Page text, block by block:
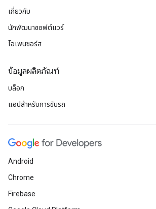
เกี่ยวกับ
นักพัฒนาซอฟต์แวร์
โอเพนซอร์ส
ข้อมูลผลิตภัณฑ์
บล็อก
แอปสำหรับการขับรถ
Android
Chrome
Firebase